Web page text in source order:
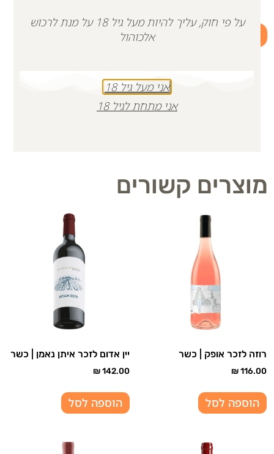
מוצרים קשורים
רוזה לזכר אופק | כשר
₪116.00
הוספה לסל
יין אדום לזכר איתן נאמן | כשר
₪142.00
הוספה לסל
על פי חוק, עליך להיות מעל גיל 18 על מנת לרכוש
אלכוהול
אני מעל גיל 18
אני מתחת לגיל 18